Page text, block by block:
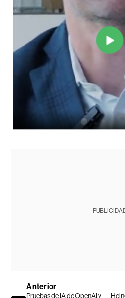
Anterior
Pruebas de IA de OpenAI y